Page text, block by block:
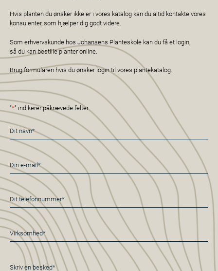
Hvis planten du ønsker ikke er i vores katalog kan du altid kontakte vores
konsulenter, som hjælper dig godt videre.
Som erhvervskunde hos Johansens Planteskole kan du få et login,
så du kan bestille planter online.
Brug formularen hvis du ønsker login til vores plantekatalog.
"*" indikerer påkrævede felter
Navn
*
E-
mail
*
Telefon
*
Virksomhed*
*
Besked